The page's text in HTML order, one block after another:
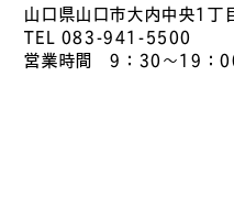
山口県山口市大内中央1丁
TEL 083-941-5500
営業時間 9：30～19：